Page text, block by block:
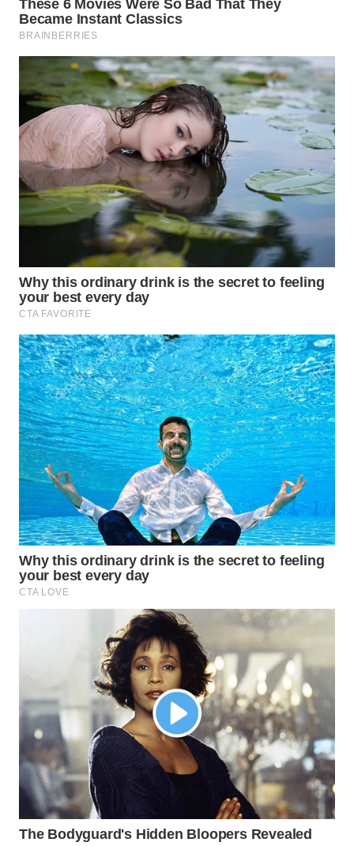
WAHANA
KONSUMEN
WAHANA
LISTRIK
WAHANA
TRAVEL
WAHANA
TV
WAHANANEWS
ID
WAHANANEWS
WAHANANEWS
NET
WAHANA
SPORT
WAHANA
UMKM
WAHANA
SELEB
WAHANA
HEALTH
WAHANA
DESA
WISATA